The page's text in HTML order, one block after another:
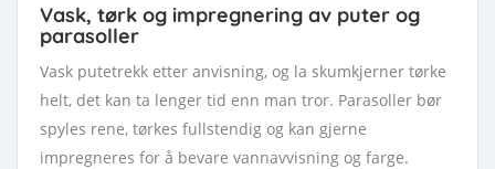
Vask, tørk og impregnering av puter og
parasoller
Vask putetrekk etter anvisning, og la skumkjerner tørke
helt, det kan ta lenger tid enn man tror. Parasoller bør
spyles rene, tørkes fullstendig og kan gjerne
impregneres for å bevare vannavvisning og farge.